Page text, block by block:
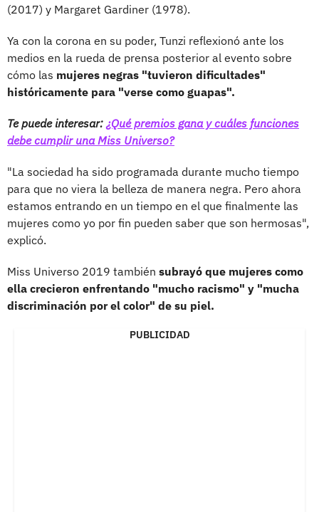
(2017) y Margaret Gardiner (1978).
Ya con la corona en su poder, Tunzi reflexionó ante los
medios en la rueda de prensa posterior al evento sobre
cómo las mujeres negras "tuvieron dificultades"
históricamente para "verse como guapas".
Te puede interesar: ¿Qué premios gana y cuáles funciones
debe cumplir una Miss Universo?
"La sociedad ha sido programada durante mucho tiempo
para que no viera la belleza de manera negra. Pero ahora
estamos entrando en un tiempo en el que finalmente las
mujeres como yo por fin pueden saber que son hermosas",
explicó.
Miss Universo 2019 también subrayó que mujeres como
ella crecieron enfrentando "mucho racismo" y "mucha
discriminación por el color" de su piel.
PUBLICIDAD